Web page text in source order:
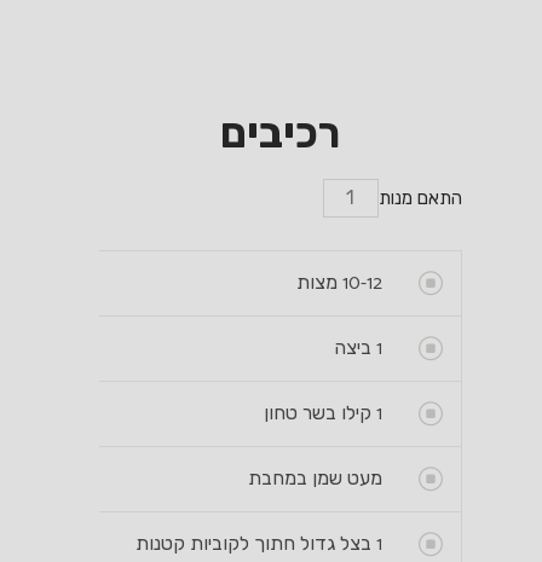
רכיבים
התאם מנות
10-12 מצות
1 ביצה
1 קילו בשר טחון
מעט שמן במחבת
1 בצל גדול חתוך לקוביות קטנות